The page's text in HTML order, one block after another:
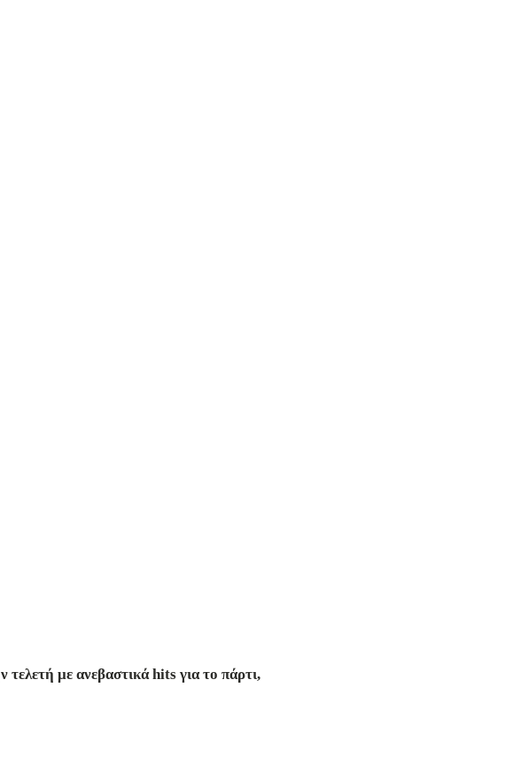
με ανεβαστικά hits για το πάρτι,